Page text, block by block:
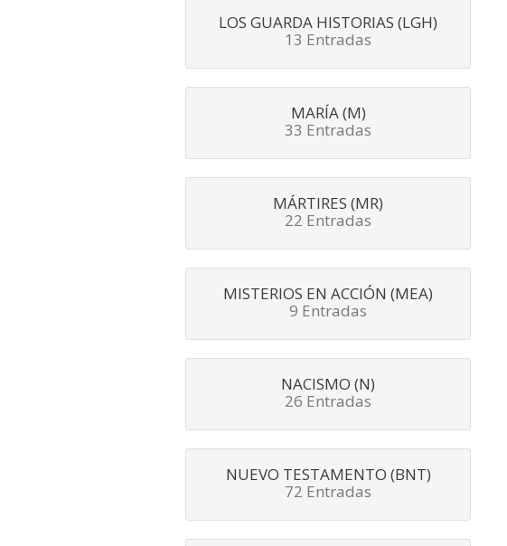
LOS GUARDA HISTORIAS (LGH)
13 Entradas
MARÍA (M)
33 Entradas
MÁRTIRES (MR)
22 Entradas
MISTERIOS EN ACCIÓN (MEA)
9 Entradas
NACISMO (N)
26 Entradas
NUEVO TESTAMENTO (BNT)
72 Entradas